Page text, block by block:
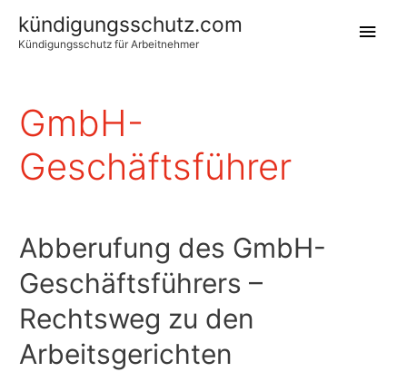
kündigungsschutz.com
Kündigungsschutz für Arbeitnehmer
GmbH-
Geschäftsführer
Abberufung des GmbH-
Geschäftsführers –
Rechtsweg zu den
Arbeitsgerichten